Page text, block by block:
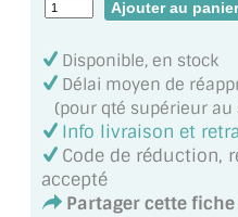
MIROIR ENCADRÉ
MIROIR TV
VERRE SUR MESURE
Disponible, en stock
Délai moyen de
(pour qté supérieur au
Info livraison et
Code de réduction,
accepté
Partager cette